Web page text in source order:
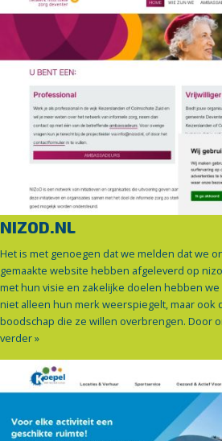
NIZOD.NL
Het is met genoegen dat we melden dat we
gemaakte website hebben afgeleverd op
met hun visie en zakelijke doelen hebben
niet alleen hun merk weerspiegelt, maar ook
boodschap die ze willen overbrengen. Door
verder »